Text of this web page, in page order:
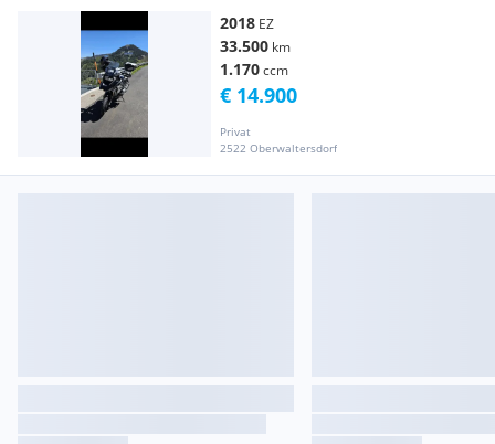
2018 EZ
33.500 km
1.170ccm
Privat
2522 Oberwaltersdorf
€ 14.900